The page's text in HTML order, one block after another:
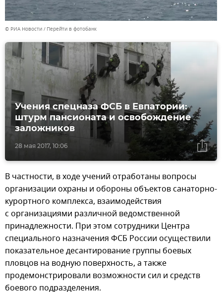
© РИА Новости Перейти в фотобанк
28 мая 2017, 10:06
Учения спецназа ФСБ в Евпатории:
штурм пансионата и освобождение
заложников
В частности, в ходе учений отработаны вопросы
организации охраны и обороны объектов санаторно-
курортного комплекса, взаимодействия
с организациями различной ведомственной
принадлежности. При этом сотрудники Центра
специального назначения ФСБ России осуществили
показательное десантирование группы боевых
пловцов на водную поверхность, а также
продемонстрировали возможности сил и средств
боевого подразделения.